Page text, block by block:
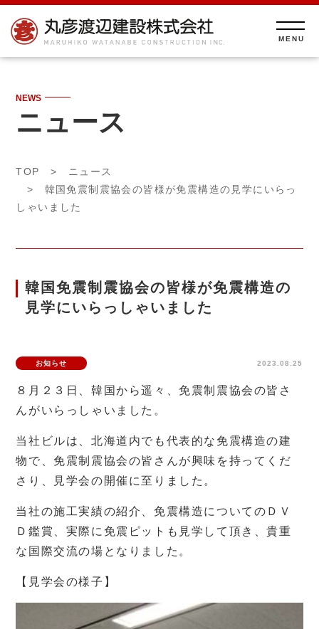
NEWS
ニュース
TOP >
ニュース
> 韓国免震制震協会の皆様が免震構造の見学にいらっ
しゃいました
韓国免震制震協会の皆様が免震構造の
見学にいらっしゃいました
お知らせ 2023.08.25
８月２３日、韓国から遥々、免震制震協会の皆さ
んがいらっしゃいました。
当社ビルは、北海道内でも代表的な免震構造の建
物で、免震制震協会の皆さんが興味を持ってくだ
さり、見学会の開催に至りました。
当社の施工実績の紹介、免震構造についてのＤＶ
Ｄ鑑賞、実際に免震ピットも見学して頂き、貴重
な国際交流の場となりました。
【見学会の様子】